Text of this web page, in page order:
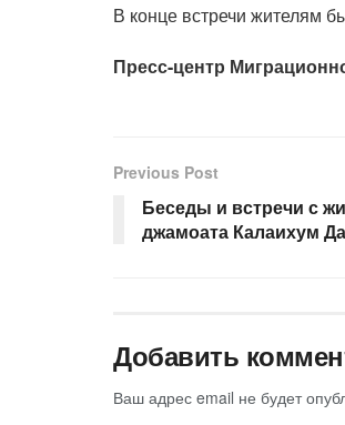
В конце встречи жителям
Пресс-центр
Previous Post
Беседы и встречи с
джамоата Калаихум
Добавить
Ваш адрес email не будет